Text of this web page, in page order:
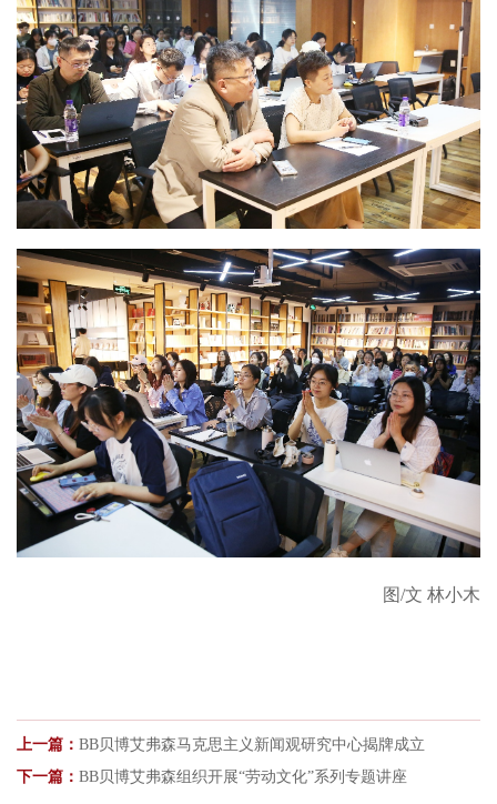
图/文 林小木
上一篇： BB贝博艾弗森马克思主义新闻观研究中心揭牌成立
下一篇： BB贝博艾弗森组织开展“劳动文化”系列专题讲座